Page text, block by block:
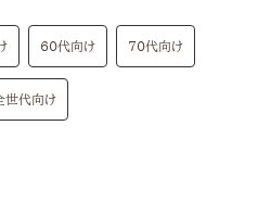
60代向け 70代向け
世代向け